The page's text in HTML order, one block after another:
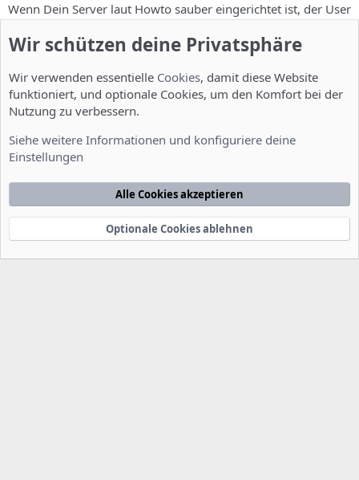
Wenn Dein Server laut Howto sauber eingerichtet ist, der User
angelegt ist, der mx-record für die Domain richtig gesetzt ist
und Port25 offen ist, ja dann sollten die Mails auch ganz
normal ankommen.
Wenn dem nicht so ist brauchts wieder Sendeversuch +
Logfile vom Server.
Gruß Sven
blockhost
27. Aug. 2012 #20
Wir schützen deine Privatsphäre
Wir verwenden essentielle Cookies, damit diese Website
funktioniert, und optionale Cookies, um den Komfort bei der
Nutzung zu verbessern.
Siehe weitere Informationen und konfiguriere deine
Einstellungen
Alle Cookies akzeptieren
Optionale Cookies ablehnen